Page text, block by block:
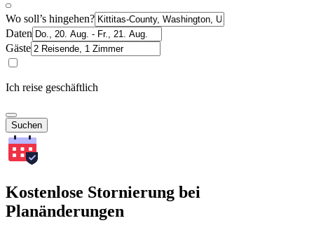
Wo soll’s hingehen?
Daten
Gäste
Ich reise geschäftlich
Suchen
Kostenlose Stornierung bei
Planänderungen